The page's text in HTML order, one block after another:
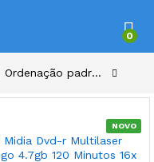
0
Ordenação padrão
NOVO
Midia Dvd-r Multilaser
4.7gb 120 Minutos 16x